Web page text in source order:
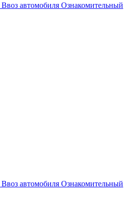
Ввоз автомобиля Ознакомительный
Ввоз автомобиля Ознакомительный